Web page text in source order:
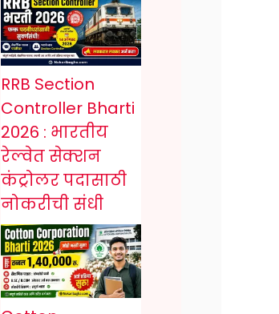
RRB Section
Controller Bharti
2026 : भारतीय
रेल्वेत सेक्शन
कंट्रोलर पदासाठी
नोकरीची संधी